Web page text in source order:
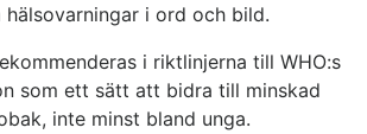
i ord och bild.
i riktlinjerna till WHO:s
som ett sätt att bidra till minskad
inte minst bland unga.